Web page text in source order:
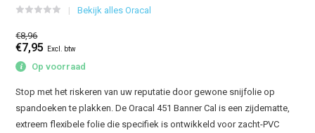
Bekijk alles Oracal
€8,96
€7,95 Excl. btw
Op voorraad
Stop met het riskeren van uw reputatie door gewone snijfolie op
spandoeken te plakken. De Oracal 451 Banner Cal is een zijdematte,
extreem flexibele folie die specifiek is ontwikkeld voor zacht-PVC